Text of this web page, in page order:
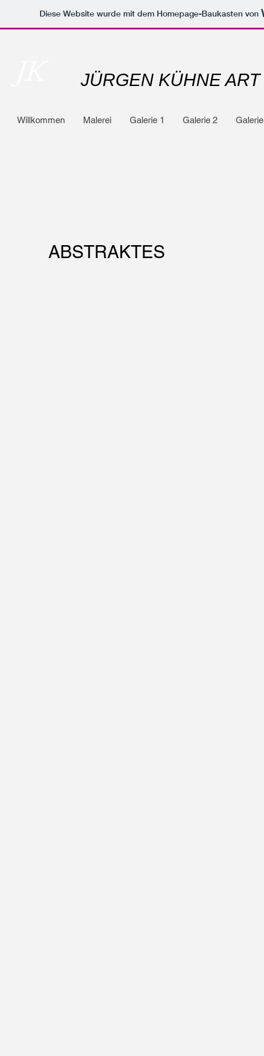
Diese Website wurde mit dem Homepage-Baukasten von
JÜRGEN KÜHNE ART
Willkommen Malerei Galerie 1 Galerie 2
ABSTRAKTES